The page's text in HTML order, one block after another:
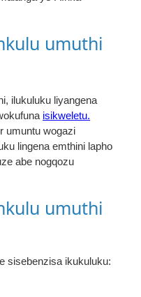
umuthi
ilukuluku liyangena
isikweletu.
umuntu wogazi
lingena emthini lapho
abe nogqozu
umuthi
sisebenzisa ikukuluku: